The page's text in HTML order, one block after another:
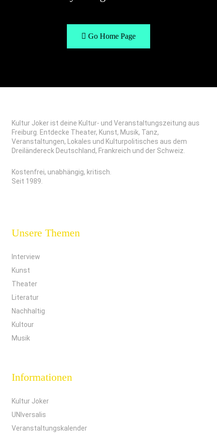
Go Home Page
Kultur Joker ist deine Kultur- und Veranstaltungszeitung aus
Freiburg. Entdecke Theater, Kunst, Musik, Tanz,
Veranstaltungen, Lokales und Kulturpolitisches aus dem
Dreiländereck Deutschland, Frankreich und der Schweiz.
Kostenfrei, unabhängig, kritisch.
Seit 1989.
Unsere Themen
Interview
Kunst
Theater
Literatur
Nachhaltig
Kultour
Musik
Informationen
Kultur Joker
UNIversalis
Veranstaltungskalender